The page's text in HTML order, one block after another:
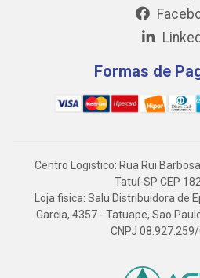
Formas de
Centro Logistico: Rua Rui
Tatuí-SP CEP
Loja fisica: Salu Distribuidora de
Garcia, 4357 - Tatuape, Sao
CNPJ